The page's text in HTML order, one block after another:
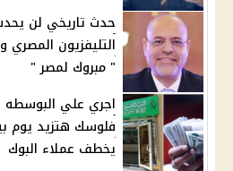
التليفزيون المصري
" مبروك لمصر "
فلوسك هتزيد يوم
يخطف عملاء البوك